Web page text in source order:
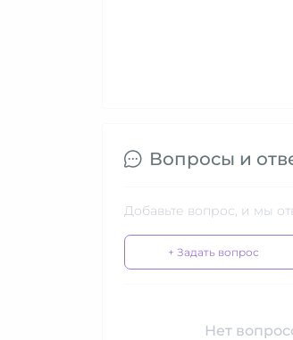
Вопросы и
Добавьте вопрос, и мы
+ Задать вопрос
Нет